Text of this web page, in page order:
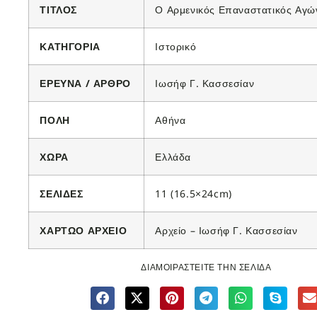
ΤΙΤΛΟΣ Ο Αρμενικός Επαναστατικός
ΚΑΤΗΓΟΡΙΑ Ιστορικό
ΕΡΕΥΝΑ / ΑΡΘΡΟ Ιωσήφ Γ. Κασσεσίαν
ΠΟΛΗ Αθήνα
ΧΩΡΑ Ελλάδα
ΣΕΛΙΔΕΣ 11 (16.5×24cm)
ΧΑΡΤΩΟ ΑΡΧΕΙΟ Αρχείο – Ιωσήφ Γ. Κασσεσίαν
ΔΙΑΜΟΙΡΑΣΤΕΙΤΕ ΤΗΝ ΣΕΛΙΔΑ